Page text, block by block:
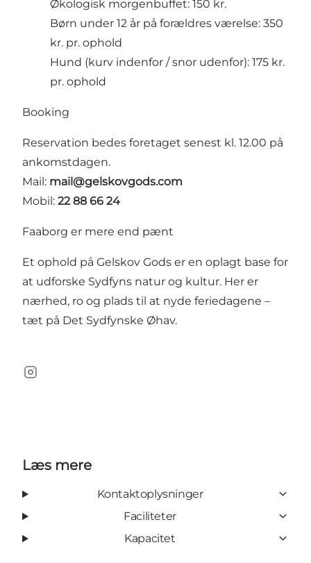
Økologisk morgenbuffet: 150 kr.
Børn under 12 år på forældres værelse: 350
kr. pr. ophold
Hund (kurv indenfor / snor udenfor): 175 kr.
pr. ophold
Booking
Reservation bedes foretaget senest kl. 12.00 på
ankomstdagen.
Mail: mail@gelskovgods.com
Mobil: 22 88 66 24
Faaborg er mere end pænt
Et ophold på Gelskov Gods er en oplagt base for
at udforske Sydfyns natur og kultur. Her er
nærhed, ro og plads til at nyde feriedagene –
tæt på Det Sydfynske Øhav.
Instagram
Læs mere
Kontaktoplysninger
Faciliteter
Kapacitet